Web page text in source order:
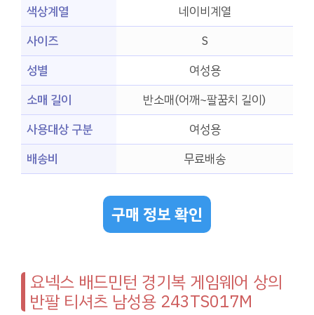
색상계열
네이비계열
사이즈
S
성별
여성용
소매 길이
반소매(어깨~팔꿈치 길이)
사용대상 구분
여성용
배송비
무료배송
구매 정보 확인
요넥스 배드민턴 경기복 게임웨어 상의
반팔 티셔츠 남성용 243TS017M